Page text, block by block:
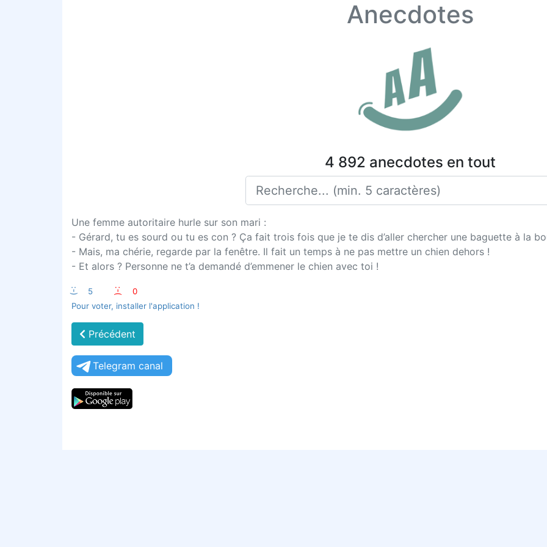
Anecdotes
4 892 anecdotes en tout
Une femme autoritaire hurle sur son mari :
- Gérard, tu es sourd ou tu es con ? Ça fait trois fois que je te dis d’aller chercher une baguette à la
- Mais, ma chérie, regarde par la fenêtre. Il fait un temps à ne pas mettre un chien dehors !
- Et alors ? Personne ne t’a demandé d’emmener le chien avec toi !
:-) 5 :-(
0
Pour voter, installer l'application !
Précédent
Telegram canal